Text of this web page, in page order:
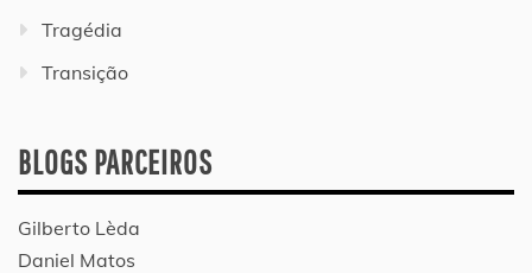
Tragédia
Transição
BLOGS PARCEIROS
Gilberto Lèda
Daniel Matos